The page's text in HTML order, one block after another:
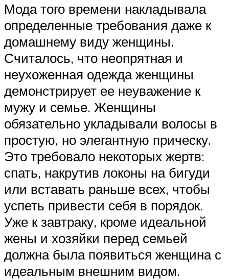
Мода того времени накладывала
определенные требования даже к
домашнему виду женщины.
Считалось, что неопрятная и
неухоженная одежда женщины
демонстрирует ее неуважение к
мужу и семье. Женщины
обязательно укладывали волосы в
простую, но элегантную прическу.
Это требовало некоторых жертв:
спать, накрутив локоны на бигуди
или вставать раньше всех, чтобы
успеть привести себя в порядок.
Уже к завтраку, кроме идеальной
жены и хозяйки перед семьей
должна была появиться женщина с
идеальным внешним видом.